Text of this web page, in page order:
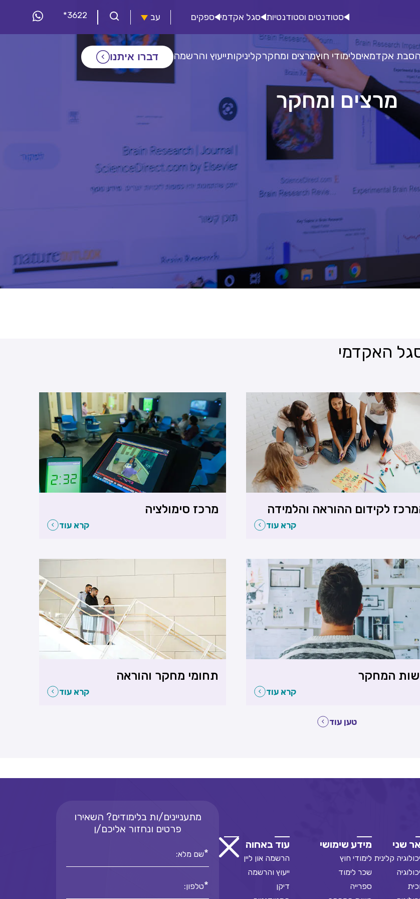
סטודנטים וסטודנטיות סגל אקדמי ספקים עב *3622
הסבת אקדמאיםלימודי חוץמרצים ומחקרקליניקותייעוץ והרשמה דברו איתנו
מרצים ומחקר
האקדמי
לקידום ההוראה והלמידה
קרא עוד
מרכז סימולציה
קרא עוד
המחקר
קרא עוד
תחומי מחקר והוראה
קרא עוד
טען עוד
שני
קלינית
מידע שימושי
לימודי חוץ
שכר לימוד
ספרייה
עוד באחוה
הרשמה און ליין
ייעוץ והרשמה
דיקן
מתעניינים/ות בלימודים? השאירו
פרטים ונחזור אליכם/ן
שם מלא:*
טלפון:*